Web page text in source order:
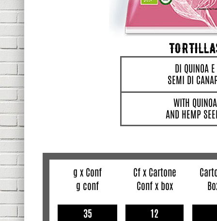
DI QUINOA E
SEMI DI
WITH QUINOA
AND HEMP
g x Conf
g conf
35
Cf x Cartone
Conf x box
12